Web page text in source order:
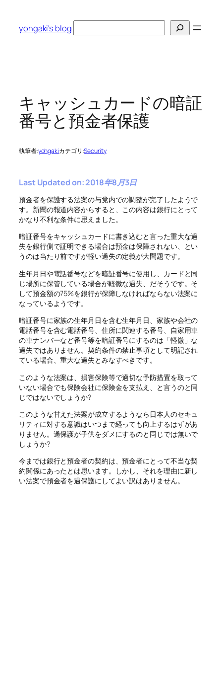
yohgaki's blog
索
キャッシュカードの暗証
番号と預金者保護
執筆者:yohgakiカテゴリ:Security
Last Updated on: 2018年8月3日
預金者を保護する法案の与党内での調整が完了したようで
す。新聞の報道内容からすると、この内容は銀行にとって
かなり不利な条件に思えました。
暗証番号をキャッシュカードに書き込むと言った重大な過
失を銀行側で証明できる場合は預金は保障されない、とい
うのは当たり前ですが軽い過失の定義が大問題です。
生年月日や電話番号などを暗証番号に使用し、カードと同
じ場所に保管している場合が軽微な過失、だそうです。そ
して預金額の75%を銀行が保障しなければならない法案に
なっているようです。
暗証番号に家族の生年月日を含む生年月日、家族や会社の
電話番号を含む電話番号、住所に関連する番号、自家用車
の車ナンバーなど番号等を暗証番号にするのは「軽微」な
過失ではありません。契約条件の禁止事項として明記され
ている場合、重大な過失とみなすべきです。
このような法案は、損害保険等で適切な予防措置を取って
いない場合でも保険会社に保険金を支払え、と言うのと同
じではないでしょうか?
このような甘えた法案が成立するようなら日本人のセキュ
リティに対する意識はいつまで経っても向上するはずがあ
りません。過保護が子供をダメにするのと同じでは無いで
しょうか?
今までは銀行と預金者の契約は、預金者にとって不当な契
約関係にあったとは思います。しかし、それを理由に新し
い法案で預金者を過保護にしてよい訳はありません。